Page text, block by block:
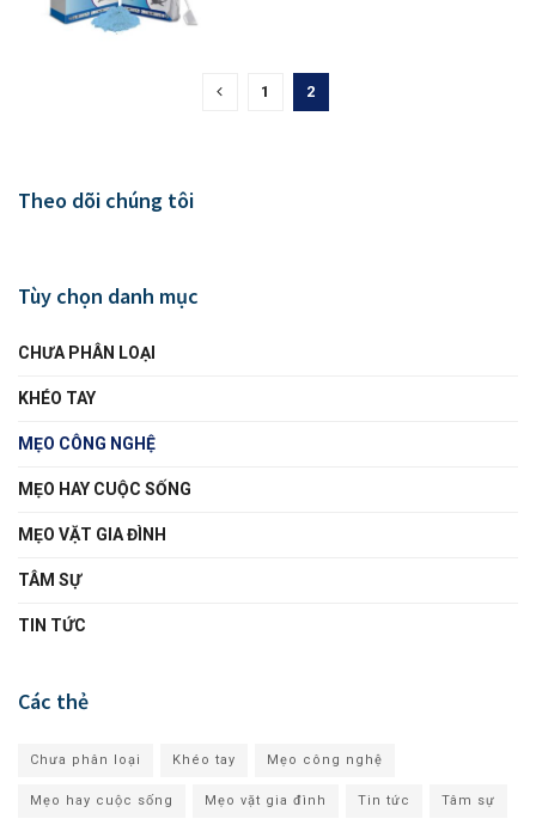
1 2
Theo dõi chúng tôi
Tùy chọn danh mục
CHƯA PHÂN LOẠI
KHÉO TAY
MẸO CÔNG NGHỆ
MẸO HAY CUỘC SỐNG
MẸO VẶT GIA ĐÌNH
TÂM SỰ
TIN TỨC
Các thẻ
Chưa phân loại Khéo tay Mẹo công nghệ
Mẹo hay cuộc sống Mẹo vặt gia đình Tin tức Tâm sự